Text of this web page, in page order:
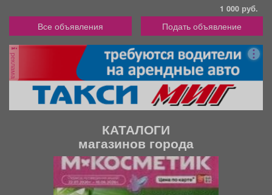
1 000 руб.
Все объявления Подать объявление
реклама
КАТАЛОГИ
магазинов города